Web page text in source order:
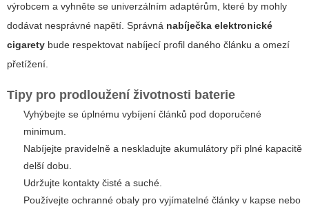
výrobcem a vyhněte se univerzálním adaptérům, které by mohly
dodávat nesprávné napětí. Správná nabíječka elektronické
cigarety bude respektovat nabíjecí profil daného článku a omezí
přetížení.
Tipy pro prodloužení životnosti baterie
Vyhýbejte se úplnému vybíjení článků pod doporučené
minimum.
Nabíjejte pravidelně a neskladujte akumulátory při plné kapacitě
delší dobu.
Udržujte kontakty čisté a suché.
Používejte ochranné obaly pro vyjímatelné články v kapse nebo